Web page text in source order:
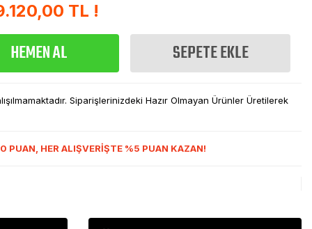
TL !
HEMEN AL SEPETE EKLE
Siparişlerinizdeki Hazır Olmayan Ürünler Üretilerek
PUAN, HER ALIŞVERİŞTE %5 PUAN KAZAN!